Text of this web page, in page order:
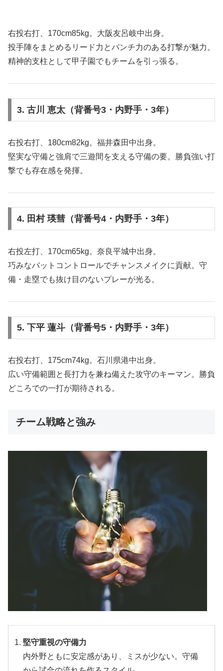
右投右打、170cm85kg。大阪友呂岐中出身。
投手陣をまとめるリード力とパンチ力のある打撃が魅力。
精神的支柱として甲子園でもチームを引っ張る。
3. 古川 恵太（背番号3・内野手・3年）
右投右打、180cm82kg。福井森田中出身。
堅実な守備と強肩で三遊間を支える守備の要。勝負強い打
撃でも存在感を発揮。
4. 田村 瑛彗（背番号4・内野手・3年）
右投左打、170cm65kg。奈良平城中出身。
巧みなバットコントロールでチャンスメイクに貢献。守
備・走塁でも抜け目のないプレーが光る。
5. 下平 蓮斗（背番号5・内野手・3年）
右投右打、175cm74kg。石川県港中出身。
広い守備範囲と長打力を兼ね備えた攻守のキーマン。勝負
どころでの一打が期待される。
チーム戦略と強み
堅守重視の守備力
内外野ともに安定感があり、ミスが少ない。守備